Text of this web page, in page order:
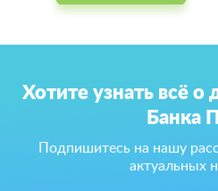
Хотите узнать всё о
Банка
Подпишитесь на нашу
актуальных